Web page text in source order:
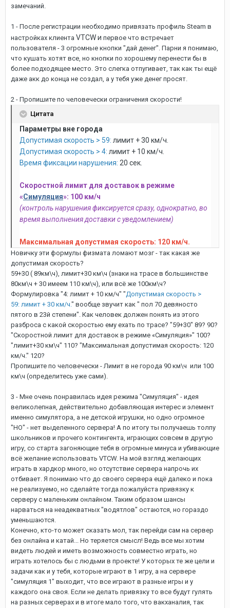
замечаний.
1 - После регистрации необходимо привязать профиль Steam в
настройках клиента VTCW и первое что встречает
пользователя - 3 огромные кнопки "дай денег". Парни я понимаю,
что кушать хотят все, но кнопки по хорошему перенести бы в
более подходящее место. Это слегка отпугивает, так как ты ещё
даже акк до конца не создал, а у тебя уже денег просят.
2 - Пропишите по человечески ограничения скорости!
Цитата
Параметры вне города
Допустимая скорость > 59: лимит + 30 км/ч.
Допустимая скорость > 4: лимит + 10 км/ч.
Время фиксации нарушения: 20 сек.
Скоростной лимит для доставок в режиме
«Симуляция»: 100 км/ч
(контроль нарушения фиксируется сразу, однократно, во
время выполнения доставки с уведомле нием)
Максимальная допустимая скорость: 120 км/ч.
Новичку эти формулы физмата ломают мозг - так какая же
допустимая скорость?
59+30 ( 89км\ч), лимит+30 км\ч (знаки на трасе в большинстве
80км\ч + 30 имеем 110 км\ч), или всё же 100км\ч?
Формулировка "4: лимит + 10 км/ч" "Допустимая скорость >
59: лимит + 30 км/ч." вообще звучит как " пол 70 девяносто
пятого в 23й степени". Как человек должен понять из этого
разброса с какой скоростью ему ехать по трасе? "59+30" 89? 90?
"Скоростной лимит для доставок в режиме «Симуляция»" 100?
"лимит+30 км\ч" 110? "Максимальная допустимая скорость: 120
км/ч." 120?
Пропишите по человечески - Лимит в не города 90 км\ч или 100
км\ч (определитесь уже сами).
3 - Мне очень понравилась идея режима "Симуляция" - идея
великолепная, действительно добавляющая интерес и элемент
именно симулятора, а не детской игрушки, но одно огромное
"НО" - нет выделенного сервера! А по итогу ты получаешь толпу
школьников и прочего контингента, играющих совсем в другую
игру, со старта загоняющие тебя в огромные минуса и убивающие
всё желание использовать VTCW. На мой взгляд желающих
играть в хардкор много, но отсутствие сервера напрочь их
отбивает. Я понимаю что до своего сервера ещё далеко и пока
не реализуемо, но сделайте тогда пожалуйста привязку к
серверу с маленьким онлайном. Таким образом шансы
нарваться на неадекватных "водятлов" остаются, но гораздо
уменьшаются.
Конечно, кто-то может сказать мол, так перейди сам на сервер
без онлайна и катай... Но теряется смысл! Ведь все мы хотим
видеть людей и иметь возможность совместно играть, но
играть хотелось бы с людьми в проекте! У которых те же цели и
задачи как и у тебя, которые играют в 1 игру, а на сервере
"симуляция 1" выходит, что все играют в разные игры и у
каждого она своя. Если не делать привязку то все будут гулять
на разных серверах и в итоге мало того, что вакханалия, так